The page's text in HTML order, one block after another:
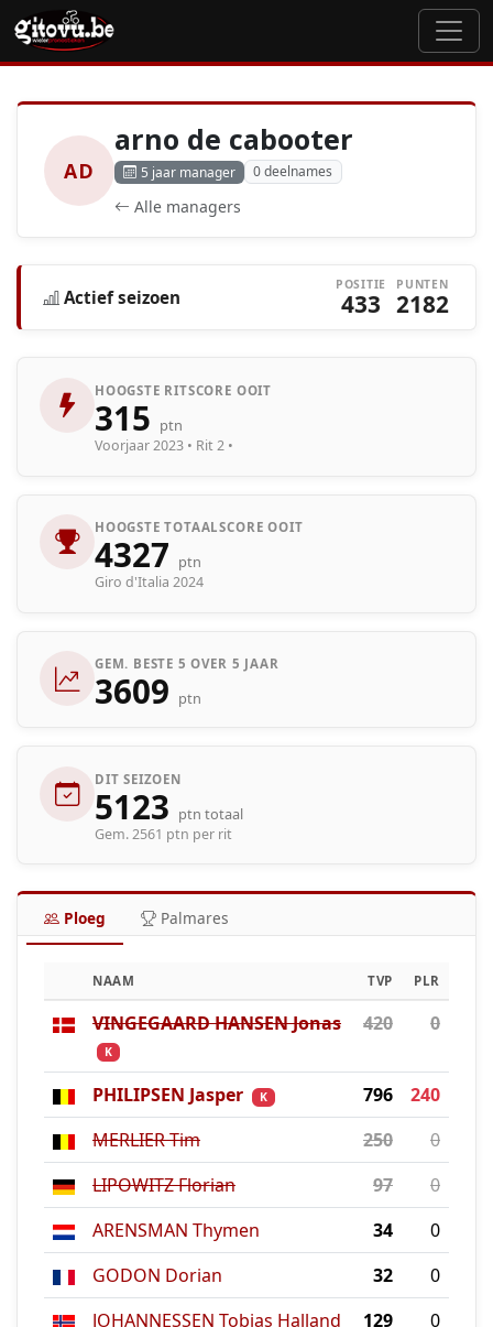
AD
arno de cabooter
5 jaar manager 0 deelnames
Alle managers
Actief seizoen
POSITIE
433
PUNTEN
2182
HOOGSTE RITSCORE OOIT
315 ptn
Voorjaar 2023 • Rit 2 •
HOOGSTE TOTAALSCORE OOIT
4327 ptn
Giro d'Italia 2024
GEM. BESTE 5 OVER 5 JAAR
3609 ptn
DIT SEIZOEN
5123 ptn totaal
Gem. 2561 ptn per rit
Ploeg Palmares
NAAM TVP PLR
VINGEGAARD HANSEN Jonas
K
420 0
PHILIPSEN Jasper K 796
240
MERLIER Tim
250
0
LIPOWITZ Florian
97
0
ARENSMAN Thymen
34
0
GODON Dorian
32
0
JOHANNESSEN Tobias Halland
129
0